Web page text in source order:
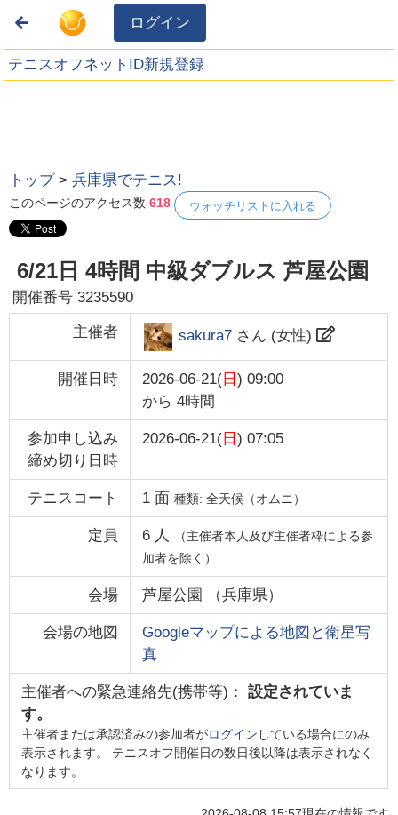
ログイン
テニスオフネットID新規登録
トップ >兵庫県でテニス!
このページのアクセス数618 ウォッチリストに入れる
6/21日 4時間 中級ダブルス 芦屋公園
開催番号3235590
主催者 sakura7さん (女性)
開催日時 2026-06-21(日 ) 09:00
から 4時間
参加申し込み
締め切り日時
2026-06-21(日 ) 07:05
テニスコート 1面 種類: 全天候（オムニ）
定員 6 人
（主催者本人及び主催者枠による参
加者を除く）
会場 芦屋公園 （兵庫県）
会場の地図
Googleマップによる地図と衛星写
真
主催者への緊急連絡先(携帯等)： 設定されていま
す。
主催者または承認済みの参加者がログイン している場合にのみ
表示されます。 テニスオフ開催日の数日後以降は表示されなく
なります。